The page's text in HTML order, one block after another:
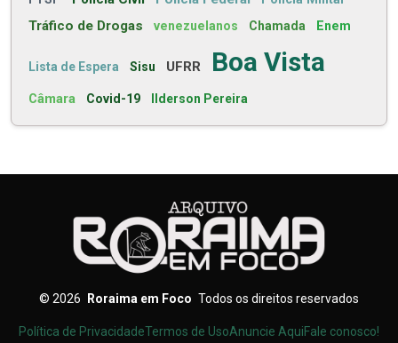
Tráfico de Drogas venezuelanos Chamada Enem
Lista de Espera Sisu UFRR Boa Vista
Câmara Covid-19 Ilderson Pereira
© 2026 Roraima em Foco Todos os direitos reservados
Política de PrivacidadeTermos de UsoAnuncie AquiFale conosco!